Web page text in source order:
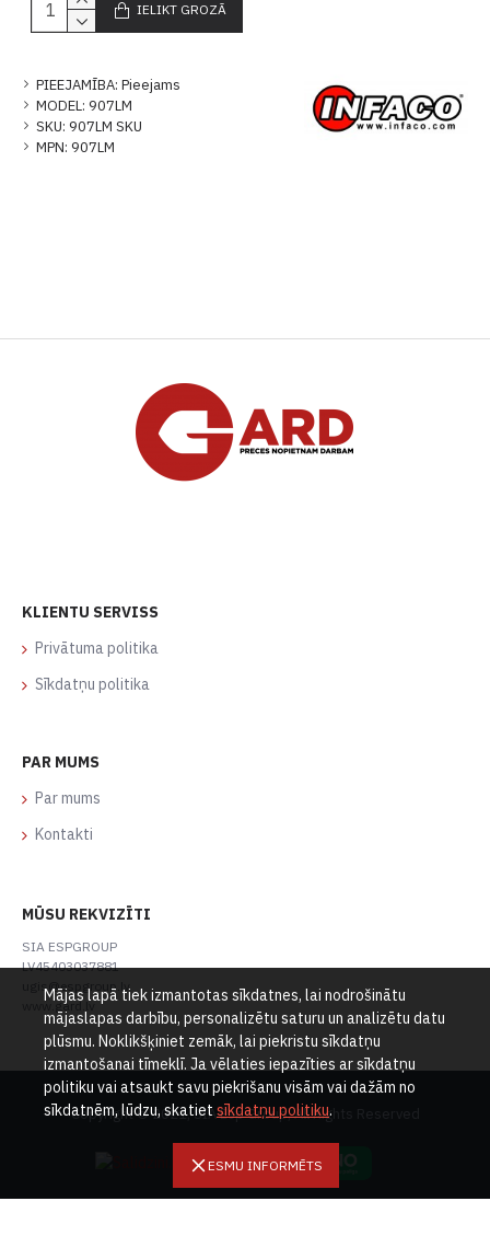
PIEEJAMĪBA: Pieejams
MODEL: 907LM
SKU: 907LM SKU
MPN: 907LM
IELIKT GROZĀ
KLIENTU SERVISS
Privātuma politika
Sīkdatņu politika
PAR MUMS
Par mums
Kontakti
MŪSU REKVIZĪTI
SIA ESPGROUP
LV45403037881
ugis@espgroup.lv
www.gard.lv
Copyright © 2021, SIA Esp Group, All Rights Reserved
ESMU INFORMĒTS
Mājas lapā tiek izmantotas sīkdatnes, lai nodrošinātu
mājaslapas darbību, personalizētu saturu un analizētu datu
plūsmu. Noklikšķiniet zemāk, lai piekristu sīkdatņu
izmantošanai tīmeklī. Ja vēlaties iepazīties ar sīkdatņu
politiku vai atsaukt savu piekrišanu visām vai dažām no
sīkdatnēm, lūdzu, skatiet sīkdatņu politiku.